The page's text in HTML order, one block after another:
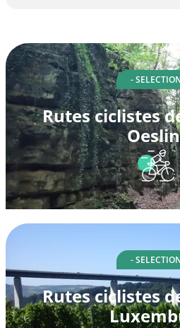
-
Rutes ciclistes
-
Rutes ciclistes